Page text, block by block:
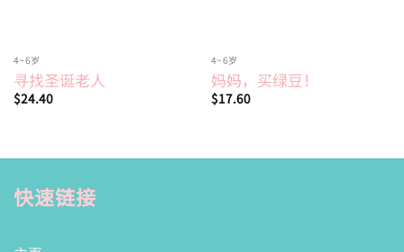
4~6岁
寻找圣诞老人
$24.40
4~6岁
妈妈，买绿豆！
$17.60
快速链接